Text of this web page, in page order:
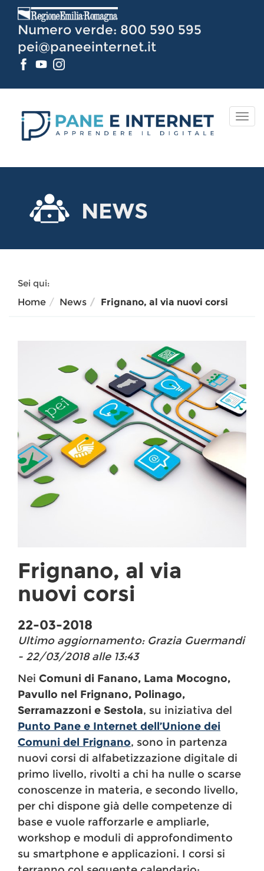
Contenuto
Numero verde: 800 590 595
pei@paneeinternet.it
NEWS
Sei qui:
Home
News Frignano, al via nuovi corsi
Frignano, al via
nuovi corsi
22-03-2018
Ultimo aggiornamento: Grazia Guermandi
- 22/03/2018 alle 13:43
Nei Comuni di Fanano, Lama Mocogno,
Pavullo nel Frignano, Polinago,
Serramazzoni e Sestola, su iniziativa del
Punto Pane e Internet dell’Unione dei
Comuni del Frignano, sono in partenza
nuovi corsi di alfabetizzazione digitale di
primo livello, rivolti a chi ha nulle o scarse
conoscenze in materia, e secondo livello,
per chi dispone già delle competenze di
base e vuole rafforzarle e ampliarle,
workshop e moduli di approfondimento
su smartphone e applicazioni. I corsi si